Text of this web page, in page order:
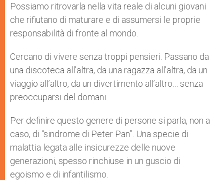
Possiamo ritrovarla nella vita reale di alcuni giovani
che rifiutano di maturare e di assumersi le proprie
responsabilità di fronte al mondo.
Cercano di vivere senza troppi pensieri. Passano da
una discoteca all’altra, da una ragazza all’altra, da un
viaggio all’altro, da un divertimento all’altro… senza
preoccuparsi del domani.
Per definire questo genere di persone si parla, non a
caso, di “sindrome di Peter Pan”. Una specie di
malattia legata alle insicurezze delle nuove
generazioni, spesso rinchiuse in un guscio di
egoismo e di infantilismo.